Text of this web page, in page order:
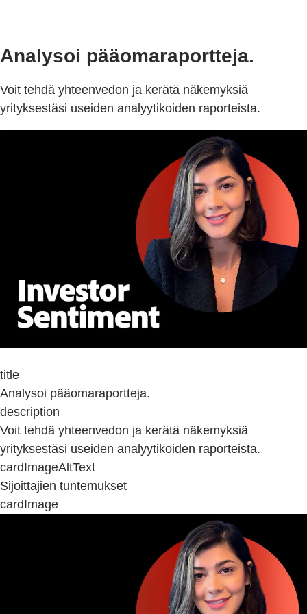
Analysoi pääomaraportteja.
Voit tehdä yhteenvedon ja kerätä näkemyksiä
yrityksestäsi useiden analyytikoiden raporteista.
title
Analysoi pääomaraportteja.
description
Voit tehdä yhteenvedon ja kerätä näkemyksiä
yrityksestäsi useiden analyytikoiden raporteista.
cardImageAltText
Sijoittajien tuntemukset
cardImage